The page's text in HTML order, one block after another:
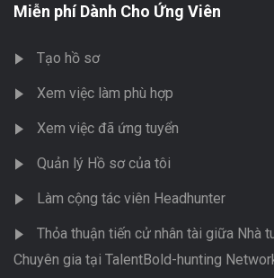
Miễn phí Dành Cho Ứng Viên
Tạo hồ sơ
Xem việc làm phù hợp
Xem việc đã ứng tuyển
Quản lý Hồ sơ của tôi
Làm cộng tác viên Headhunter
Thỏa thuận tiến cử nhân tài giữa Nhà
Chuyên gia tại TalentBold-hunting